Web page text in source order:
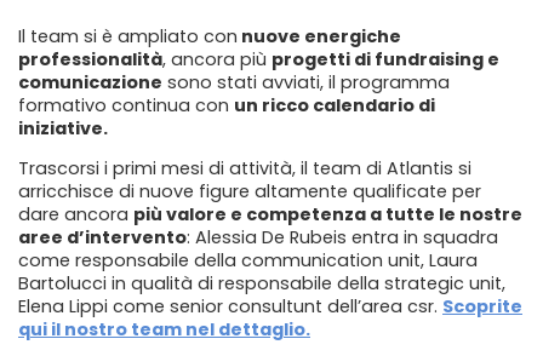
Il team si è ampliato con nuove energiche
professionalità, ancora più progetti di fundraising e
comunicazione sono stati avviati, il programma
formativo continua con un ricco calendario di
iniziative.
Trascorsi i primi mesi di attività, il team di Atlantis si
arricchisce di nuove figure altamente qualificate per
dare ancora più valore e competenza a tutte le nostre
aree d’intervento: Alessia De Rubeis entra in squadra
come responsabile della communication unit, Laura
Bartolucci in qualità di responsabile della strategic unit,
Elena Lippi come senior consultunt dell’area csr. Scoprite
qui il nostro team nel dettaglio.